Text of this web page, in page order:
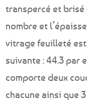
transpercé et brisé
nombre et
vitrage feuilleté
suivante : 44.3 par
comporte deux
chacune ainsi que